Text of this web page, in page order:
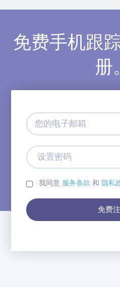
免费手机跟
册
子
箱
码
我同意 服务条款 和 隐私
免费